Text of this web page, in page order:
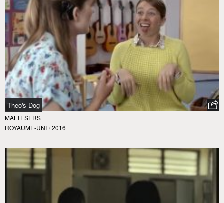
Theo's Dog
MALTESERS
ROYAUME-UNI / 2016